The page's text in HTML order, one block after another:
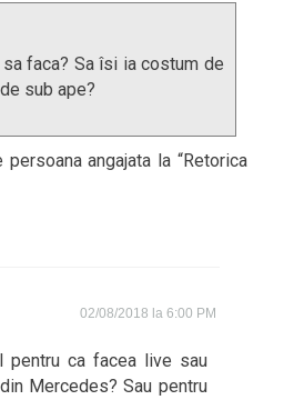
faca? Sa îsi ia costum de
sub ape?
angajata la “Retorica
02/08/2018 la 6:00 PM
pentru ca facea live sau
Mercedes? Sau pentru